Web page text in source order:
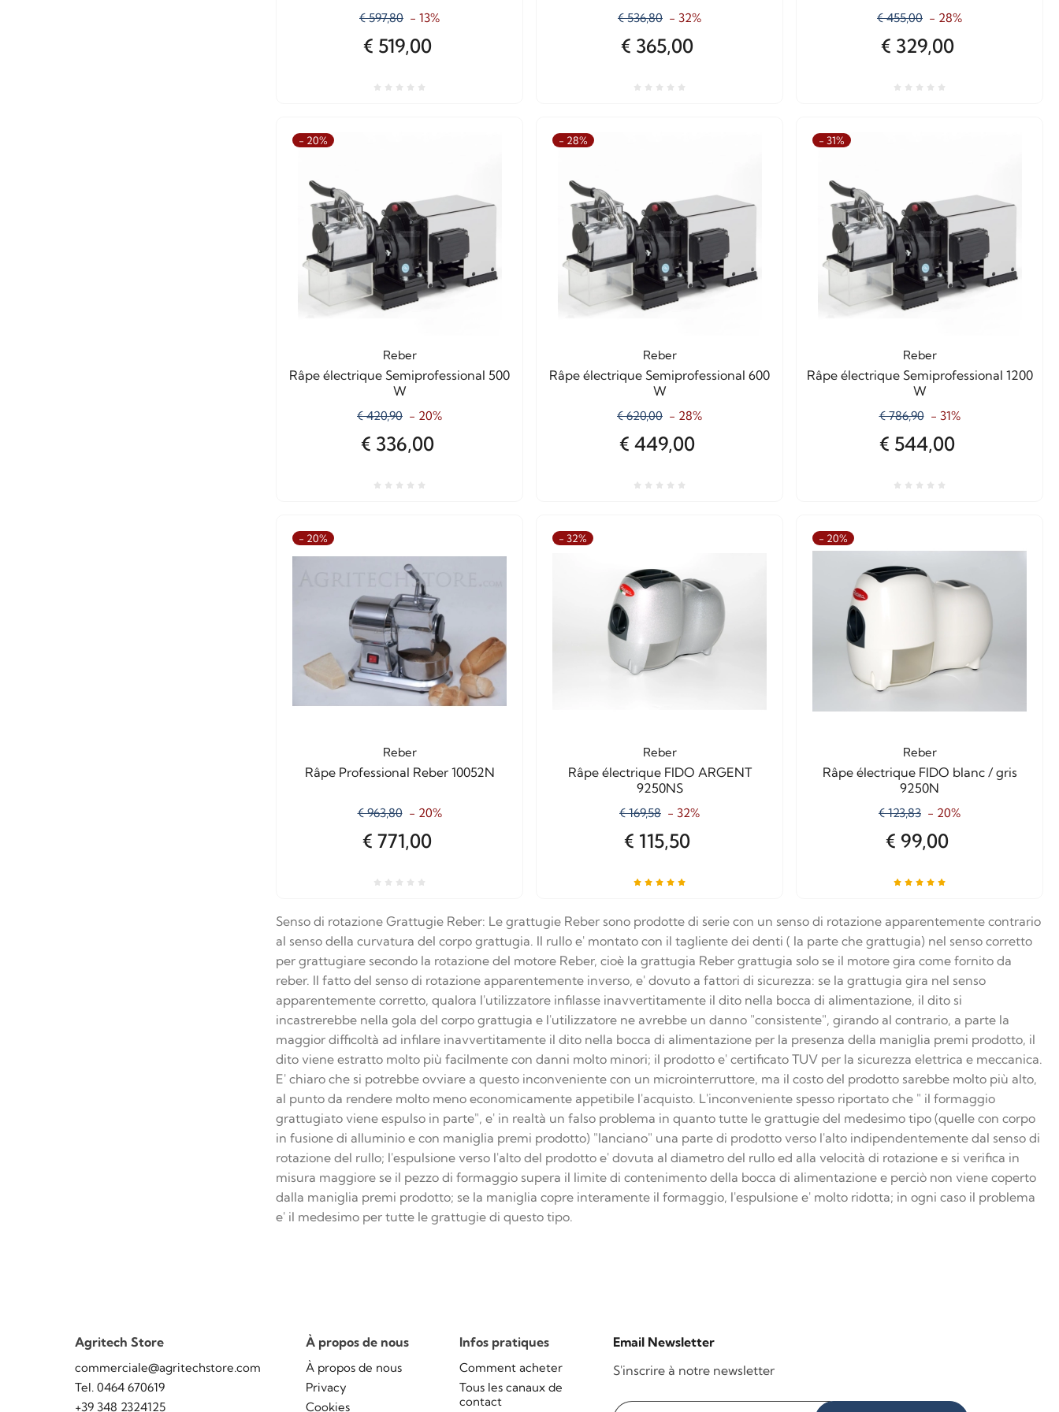
€ 597,80 - 13%
€ 519,00
€ 536,80 - 32%
€ 365,00
€ 455,00 - 28%
€ 329,00
- 20%
Reber
Râpe électrique Semiprofessional 500
W
€ 420,90 - 20%
€ 336,00
- 28%
Reber
Râpe électrique Semiprofessional 600
W
€ 620,00 - 28%
€ 449,00
- 31%
Reber
Râpe électrique Semiprofessional 1200
W
€ 786,90 - 31%
€ 544,00
- 20%
Reber
Râpe Professional Reber 10052N
€ 963,80 - 20%
€ 771,00
- 32%
Reber
Râpe électrique FIDO ARGENT
9250NS
€ 169,58 - 32%
€ 115,50
- 20%
Reber
Râpe électrique FIDO blanc / gris
9250N
€ 123,83 - 20%
€ 99,00
Senso di rotazione Grattugie Reber: Le grattugie Reber sono prodotte di serie con un senso di rotazione apparentemente contrario
al senso della curvatura del corpo grattugia. Il rullo e' montato con il tagliente dei denti ( la parte che grattugia) nel senso corretto
per grattugiare secondo la rotazione del motore Reber, cioè la grattugia Reber grattugia solo se il motore gira come fornito da
reber. Il fatto del senso di rotazione apparentemente inverso, e' dovuto a fattori di sicurezza: se la grattugia gira nel senso
apparentemente corretto, qualora l'utilizzatore infilasse inavvertitamente il dito nella bocca di alimentazione, il dito si
incastrerebbe nella gola del corpo grattugia e l'utilizzatore ne avrebbe un danno "consistente", girando al contrario, a parte la
maggior difficoltà ad infilare inavvertitamente il dito nella bocca di alimentazione per la presenza della maniglia premi prodotto, il
dito viene estratto molto più facilmente con danni molto minori; il prodotto e' certificato TUV per la sicurezza elettrica e meccanica.
E' chiaro che si potrebbe ovviare a questo inconveniente con un microinterruttore, ma il costo del prodotto sarebbe molto più alto,
al punto da rendere molto meno economicamente appetibile l'acquisto. L'inconveniente spesso riportato che " il formaggio
grattugiato viene espulso in parte", e' in realtà un falso problema in quanto tutte le grattugie del medesimo tipo (quelle con corpo
in fusione di alluminio e con maniglia premi prodotto) "lanciano" una parte di prodotto verso l'alto indipendentemente dal senso di
rotazione del rullo; l'espulsione verso l'alto del prodotto e' dovuta al diametro del rullo ed alla velocità di rotazione e si verifica in
misura maggiore se il pezzo di formaggio supera il limite di contenimento della bocca di alimentazione e perciò non viene coperto
dalla maniglia premi prodotto; se la maniglia copre interamente il formaggio, l'espulsione e' molto ridotta; in ogni caso il problema
e' il medesimo per tutte le grattugie di questo tipo.
Agritech Store
commerciale@agritechstore.com
Tel. 0464 670619
+39 348 2324125
À propos de nous
À propos de nous
Privacy
Cookies
Infos pratiques
Comment acheter
Tous les canaux de
contact
Email Newsletter
S'inscrire à notre newsletter